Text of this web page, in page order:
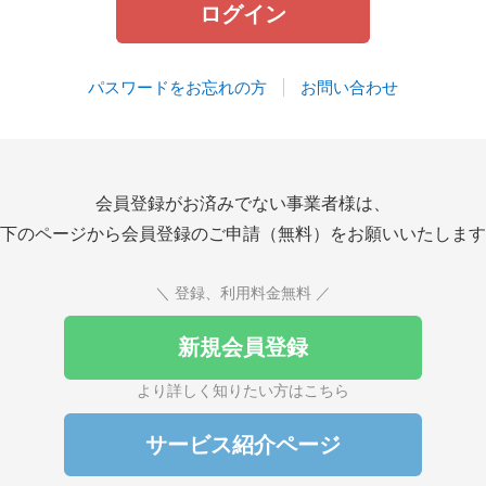
パスワードをお忘れの方 お問い合わせ
会員登録がお済みでない事業者様は、
のページから会員登録のご申請（無料）をお願いいたしま
＼ 登録、利用料金無料 ／
新規会員登録
より詳しく知りたい方はこちら
サービス紹介ページ